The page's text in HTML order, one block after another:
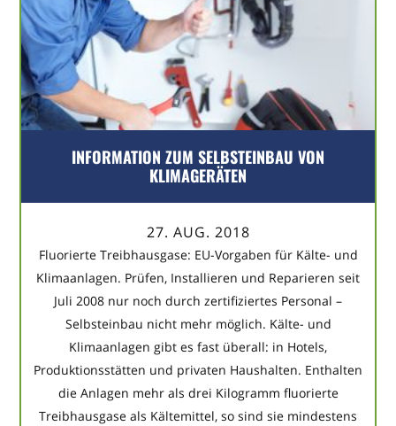
INFORMATION ZUM SELBSTEINBAU VON
KLIMAGERÄTEN
27. AUG. 2018
Fluorierte Treibhausgase: EU-Vorgaben für Kälte- und
Klimaanlagen. Prüfen, Installieren und Reparieren seit
Juli 2008 nur noch durch zertifiziertes Personal –
Selbsteinbau nicht mehr möglich. Kälte- und
Klimaanlagen gibt es fast überall: in Hotels,
Produktionsstätten und privaten Haushalten. Enthalten
die Anlagen mehr als drei Kilogramm fluorierte
Treibhausgase als Kältemittel, so sind sie mindestens